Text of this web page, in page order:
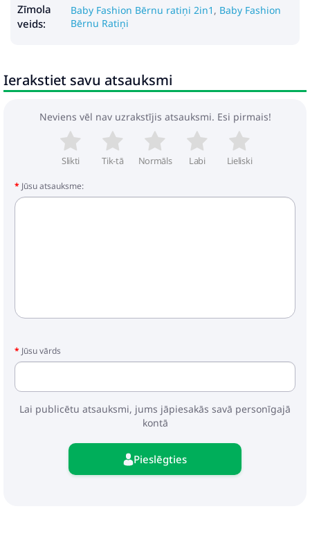
Komplektā:
- rāmis
- ratu soma
Zīmola
veids:
Baby Fashion Bērnu ratiņi 2in1 , Baby Fashion
Bērnu Ratiņi
Ierakstiet savu atsauksmi
Neviens vēl nav uzrakstījis atsauksmi. Esi pirmais!
Slikti Tik-tā Normāls Labi Lieliski
Jūsu atsauksme:
Jūsu vārds
Lai publicētu atsauksmi, jums jāpiesakās savā personīgajā
kontā
Pieslēgties